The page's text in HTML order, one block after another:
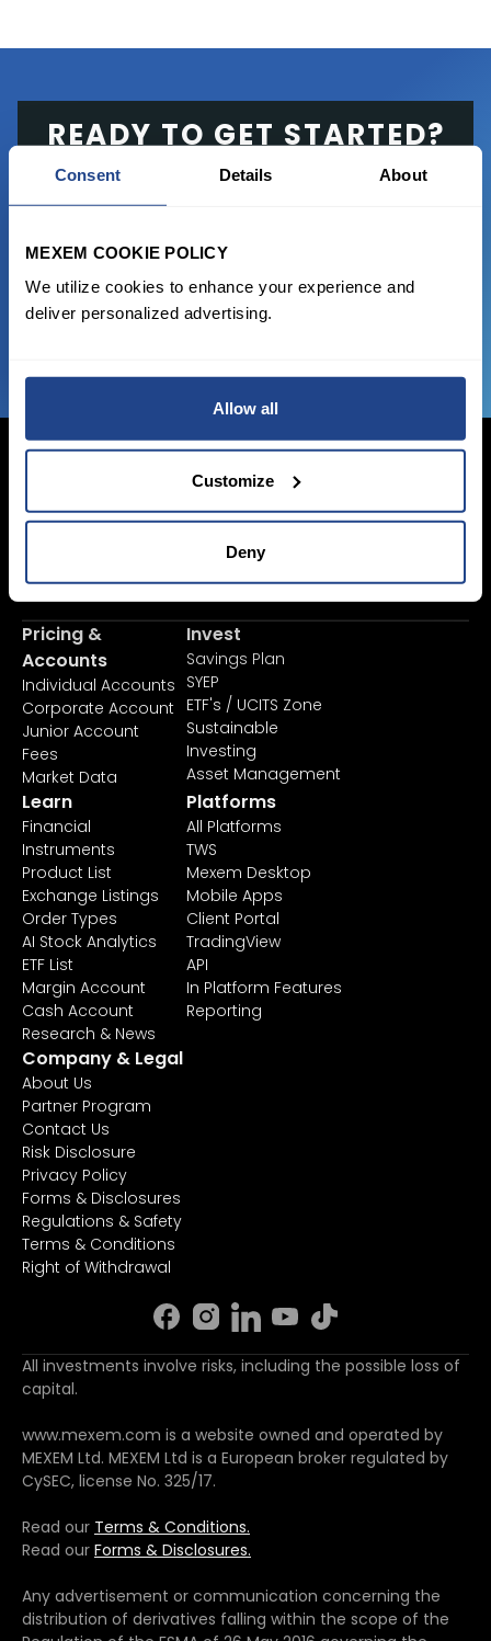
Consent Details About
MEXEM COOKIE POLICY
We utilize cookies to enhance your experience and
deliver personalized advertising.
Allow all
Customize
Deny
READY TO GET STARTED?
favorable transaction fees.
JOIN US NOW
Login Now
Sign Up
Pricing &
Accounts
Individual Accounts
Corporate Account
Junior Account
Fees
Market Data
Invest
Savings Plan
SYEP
ETF's / UCITS Zone
Sustainable
Investing
Asset Management
Learn
Financial
Instruments
Product List
Exchange Listings
Order Types
AI Stock Analytics
ETF List
Margin Account
Cash Account
Research & News
Platforms
All Platforms
TWS
Mexem Desktop
Mobile Apps
Client Portal
TradingView
API
In Platform Features
Reporting
Company & Legal
About Us
Partner Program
Contact Us
Risk Disclosure
Privacy Policy
Forms & Disclosures
Regulations & Safety
Terms & Conditions
Right of Withdrawal
All investments involve risks, including the possible loss of
capital.
www.mexem.com is a website owned and operated by
MEXEM Ltd. MEXEM Ltd is a European broker regulated by
CySEC, license No. 325/17.
Read our Terms & Conditions.
Read our Forms & Disclosures.
Any advertisement or communication concerning the
distribution of derivatives falling within the scope of the